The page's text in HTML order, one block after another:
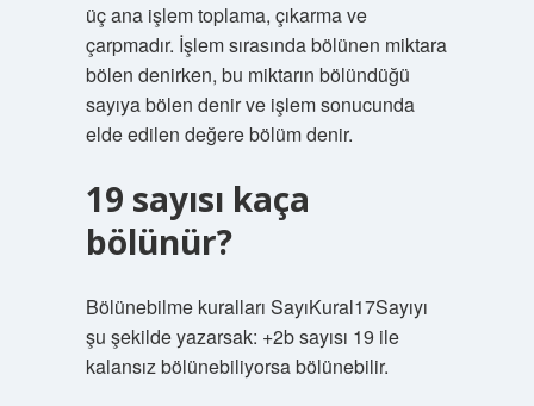
üç ana işlem toplama, çıkarma ve
çarpmadır. İşlem sırasında bölünen miktara
bölen denirken, bu miktarın bölündüğü
sayıya bölen denir ve işlem sonucunda
elde edilen değere bölüm denir.
19 sayısı kaça
bölünür?
Bölünebilme kuralları SayıKural17Sayıyı
şu şekilde yazarsak: +2b sayısı 19 ile
kalansız bölünebiliyorsa bölünebilir.